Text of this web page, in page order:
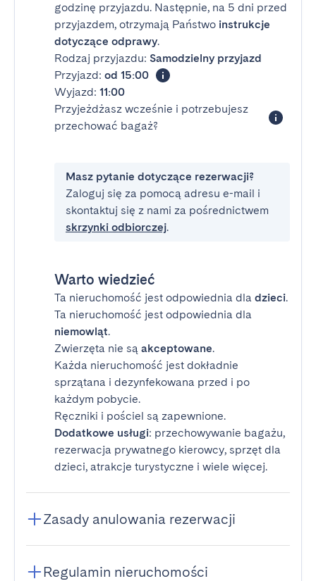
godzinę przyjazdu. Następnie, na 5 dni przed
przyjazdem, otrzymają Państwo instrukcje
dotyczące odprawy.
Rodzaj przyjazdu: Samodzielny przyjazd
Przyjazd: od 15:00
Wyjazd: 11:00
Przyjeżdżasz wcześnie i potrzebujesz
przechować bagaż?
Masz pytanie dotyczące rezerwacji?
Zaloguj się za pomocą adresu e-mail i
skontaktuj się z nami za pośrednictwem
skrzynki odbiorczej.
Warto wiedzieć
Ta nieruchomość jest odpowiednia dla dzieci.
Ta nieruchomość jest odpowiednia dla
niemowląt.
Zwierzęta nie są akceptowane.
Każda nieruchomość jest dokładnie
sprzątana i dezynfekowana przed i po
każdym pobycie.
Ręczniki i pościel są zapewnione.
Dodatkowe usługi: przechowywanie bagażu,
rezerwacja prywatnego kierowcy, sprzęt dla
dzieci, atrakcje turystyczne i wiele więcej.
Zasady anulowania rezerwacji
Regulamin nieruchomości